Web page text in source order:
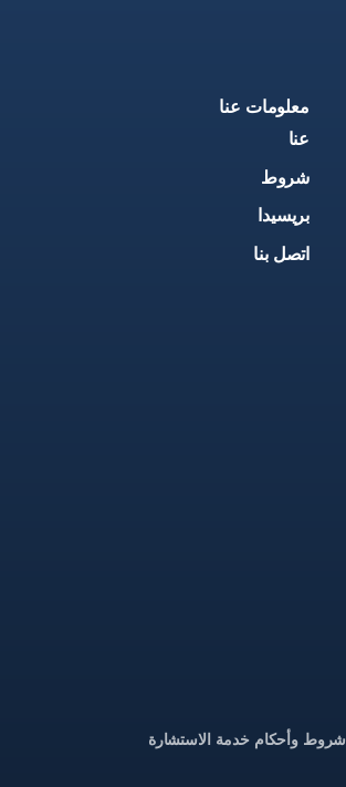
معلومات عنا
عنا
شروط
بريسيدا
اتصل بنا
شروط وأحكام خدمة الاستشارة